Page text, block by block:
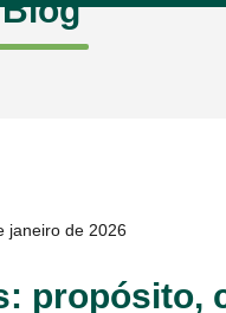
Blog
janeiro de 2026
propósito,